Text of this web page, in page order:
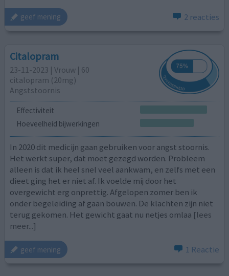
geef mening 2 reacties
Citalopram
23-11-2023 | Vrouw | 60
citalopram (20mg)
Angststoornis
Effectiviteit
Hoeveelheid bijwerkingen
In 2020 dit medicijn gaan gebruiken voor angst stoornis.
Het werkt super, dat moet gezegd worden. Probleem
alleen is dat ik heel snel veel aankwam, en zelfs met een
dieet ging het er niet af. Ik voelde mij door het
overgewicht erg onprettig. Afgelopen zomer ben ik
onder begeleiding af gaan bouwen. De klachten zijn niet
terug gekomen. Het gewicht gaat nu netjes omlaa [lees
meer...]
geef mening 1 Reactie